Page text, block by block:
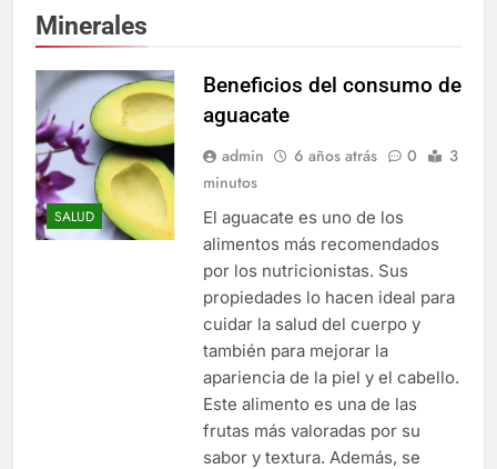
Minerales
SALUD
Beneficios del consumo de
aguacate
admin 6 años atrás 0
3
minutos
El aguacate es uno de los
alimentos más recomendados
por los nutricionistas. Sus
propiedades lo hacen ideal para
cuidar la salud del cuerpo y
también para mejorar la
apariencia de la piel y el cabello.
Este alimento es una de las
frutas más valoradas por su
sabor y textura. Además, se